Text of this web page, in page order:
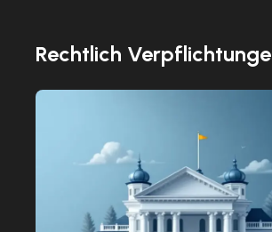
Rechtlich Verpflichtunge